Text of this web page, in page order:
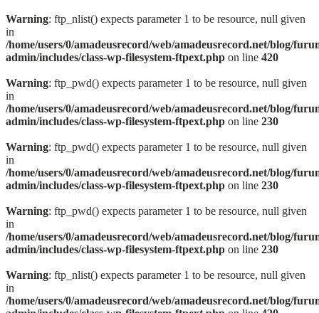
Warning: ftp_nlist() expects parameter 1 to be resource, null given
in
/home/users/0/amadeusrecord/web/amadeusrecord.net/blog/
admin/includes/class-wp-filesystem-ftpext.php on line 420
Warning: ftp_pwd() expects parameter 1 to be resource, null given
in
/home/users/0/amadeusrecord/web/amadeusrecord.net/blog/
admin/includes/class-wp-filesystem-ftpext.php on line 230
Warning: ftp_pwd() expects parameter 1 to be resource, null given
in
/home/users/0/amadeusrecord/web/amadeusrecord.net/blog/
admin/includes/class-wp-filesystem-ftpext.php on line 230
Warning: ftp_pwd() expects parameter 1 to be resource, null given
in
/home/users/0/amadeusrecord/web/amadeusrecord.net/blog/
admin/includes/class-wp-filesystem-ftpext.php on line 230
Warning: ftp_nlist() expects parameter 1 to be resource, null given
in
/home/users/0/amadeusrecord/web/amadeusrecord.net/blog/